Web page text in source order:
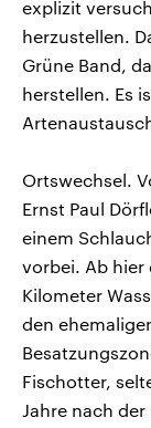
explizit
herzustellen.
Grüne Band,
herstellen. Es
Ortswechsel.
Ernst Paul
einem
vorbei. Ab hier
Kilometer
den
Fischotter,
Jahre nach